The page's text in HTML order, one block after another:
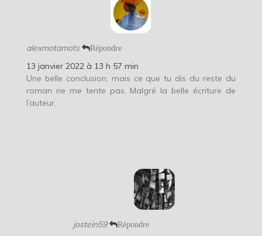
alexmotamots Répondre
13 janvier 2022 à 13 h 57 min
Une belle conclusion, mais ce que tu dis du reste du
roman ne me tente pas. Malgré la belle écriture de
l’auteur.
jostein59 Répondre